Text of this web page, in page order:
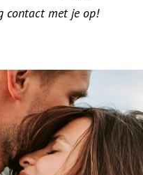
contact met je op!